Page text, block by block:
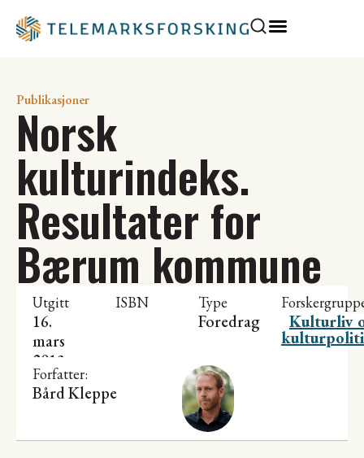
Publikasjoner
Norsk
kulturindeks.
Resultater for
Bærum kommune
Utgitt
16.
mars
2013
ISBN Type
Foredrag Kulturliv
Forfatter:
Bård Kleppe